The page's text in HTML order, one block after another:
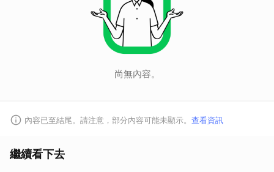
尚無內容。
內容已至結尾。請注意，部分內容可能未顯示。 查看資訊
繼續看下去